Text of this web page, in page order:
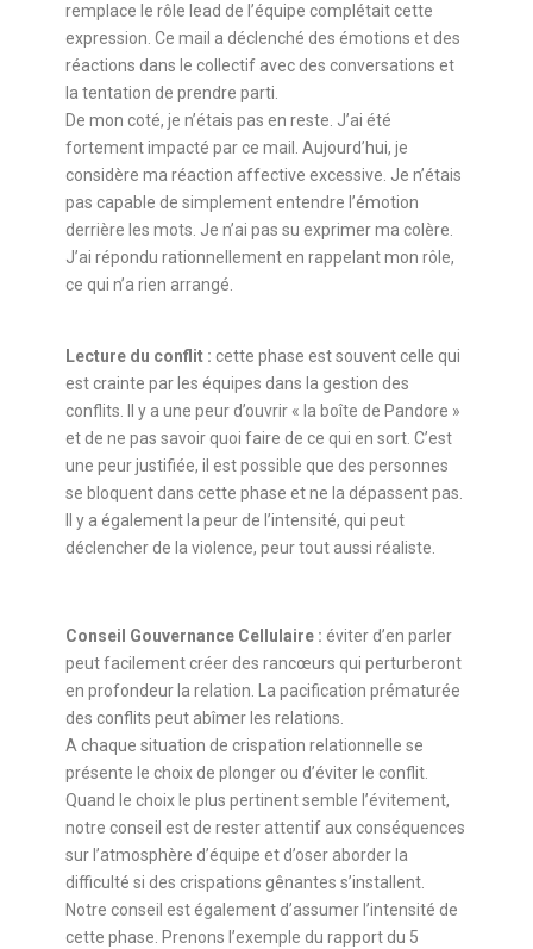
remplace le rôle lead de l’équipe complétait cette
expression. Ce mail a déclenché des émotions et des
réactions dans le collectif avec des conversations et
la tentation de prendre parti.
De mon coté, je n’étais pas en reste. J’ai été
fortement impacté par ce mail. Aujourd’hui, je
considère ma réaction affective excessive. Je n’étais
pas capable de simplement entendre l’émotion
derrière les mots. Je n’ai pas su exprimer ma colère.
J’ai répondu rationnellement en rappelant mon rôle,
ce qui n’a rien arrangé.
Lecture du conflit : cette phase est souvent celle qui
est crainte par les équipes dans la gestion des
conflits. Il y a une peur d’ouvrir « la boîte de Pandore »
et de ne pas savoir quoi faire de ce qui en sort. C’est
une peur justifiée, il est possible que des personnes
se bloquent dans cette phase et ne la dépassent pas.
Il y a également la peur de l’intensité, qui peut
déclencher de la violence, peur tout aussi réaliste.
Conseil Gouvernance Cellulaire : éviter d’en parler
peut facilement créer des rancœurs qui perturberont
en profondeur la relation. La pacification prématurée
des conflits peut abîmer les relations.
A chaque situation de crispation relationnelle se
présente le choix de plonger ou d’éviter le conflit.
Quand le choix le plus pertinent semble l’évitement,
notre conseil est de rester attentif aux conséquences
sur l’atmosphère d’équipe et d’oser aborder la
difficulté si des crispations gênantes s’installent.
Notre conseil est également d’assumer l’intensité de
cette phase. Prenons l’exemple du rapport du 5